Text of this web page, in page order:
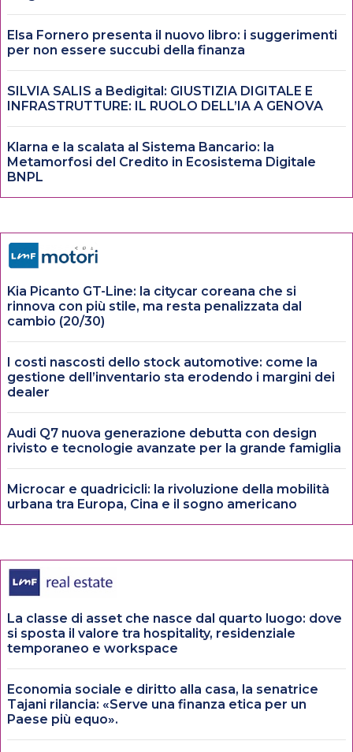
Elsa Fornero presenta il nuovo libro: i suggerimenti
per non essere succubi della finanza
SILVIA SALIS a Bedigital: GIUSTIZIA DIGITALE E
INFRASTRUTTURE: IL RUOLO DELL’IA A GENOVA
Klarna e la scalata al Sistema Bancario: la
Metamorfosi del Credito in Ecosistema Digitale
BNPL
Kia Picanto GT-Line: la citycar coreana che si
rinnova con più stile, ma resta penalizzata dal
cambio (20/30)
I costi nascosti dello stock automotive: come la
gestione dell’inventario sta erodendo i margini dei
dealer
Audi Q7 nuova generazione debutta con design
rivisto e tecnologie avanzate per la grande famiglia
Microcar e quadricicli: la rivoluzione della mobilità
urbana tra Europa, Cina e il sogno americano
La classe di asset che nasce dal quarto luogo: dove
si sposta il valore tra hospitality, residenziale
temporaneo e workspace
Economia sociale e diritto alla casa, la senatrice
Tajani rilancia: «Serve una finanza etica per un
Paese più equo».